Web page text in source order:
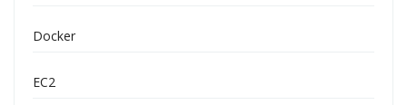
Docker
EC2